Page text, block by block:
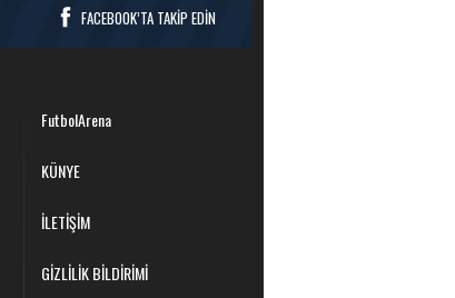
FACEBOOK’TA TAKİP EDİN
FutbolArena
KÜNYE
İLETİŞİM
GİZLİLİK BİLDİRİMİ